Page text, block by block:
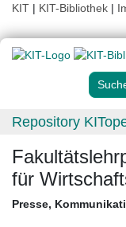
KIT | KIT-Bibliothek |
Repository
für
Presse,